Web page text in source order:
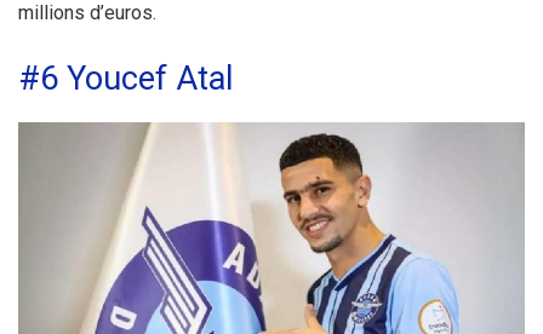
millions d’euros.
#6 Youcef Atal